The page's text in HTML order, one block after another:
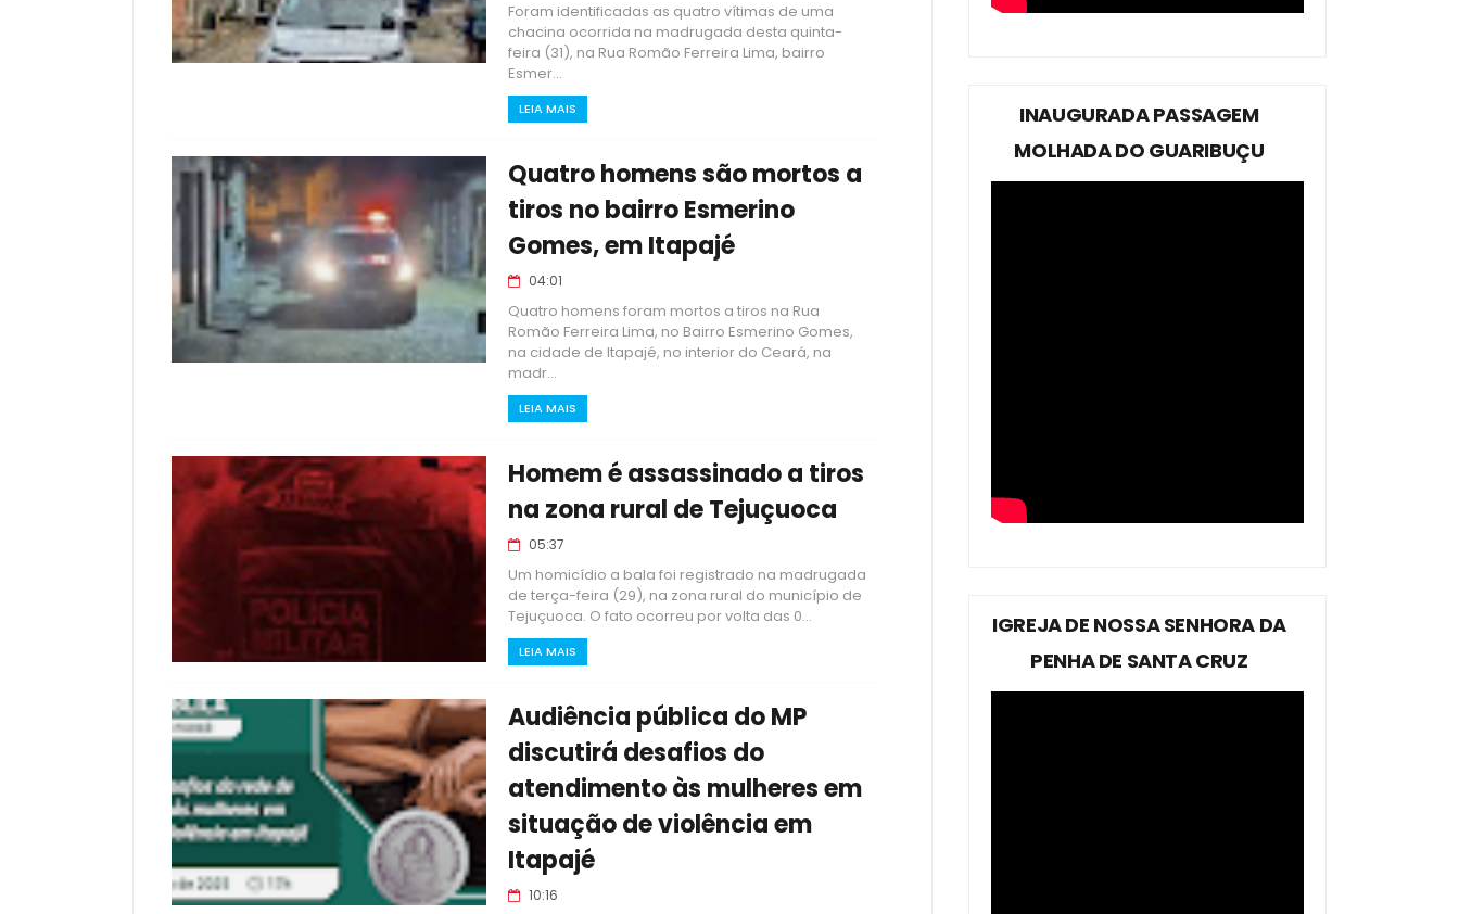
Foram identificadas as quatro vítimas de uma
chacina ocorrida na madrugada desta quinta-
feira (31), na Rua Romão Ferreira Lima, bairro
Esmer...
LEIA MAIS
Quatro homens são mortos a
tiros no bairro Esmerino
Gomes, em Itapajé
04:01
Quatro homens foram mortos a tiros na Rua
Romão Ferreira Lima, no Bairro Esmerino Gomes,
na cidade de Itapajé, no interior do Ceará, na
madr...
LEIA MAIS
Homem é assassinado a tiros
na zona rural de Tejuçuoca
05:37
Um homicídio a bala foi registrado na madrugada
de terça-feira (29), na zona rural do município de
Tejuçuoca. O fato ocorreu por volta das 0...
LEIA MAIS
Audiência pública do MP
discutirá desafios do
atendimento às mulheres em
situação de violência em
Itapajé
10:16
INAUGURADA PASSAGEM
MOLHADA DO GUARIBUÇU
IGREJA DE NOSSA SENHORA DA
PENHA DE SANTA CRUZ